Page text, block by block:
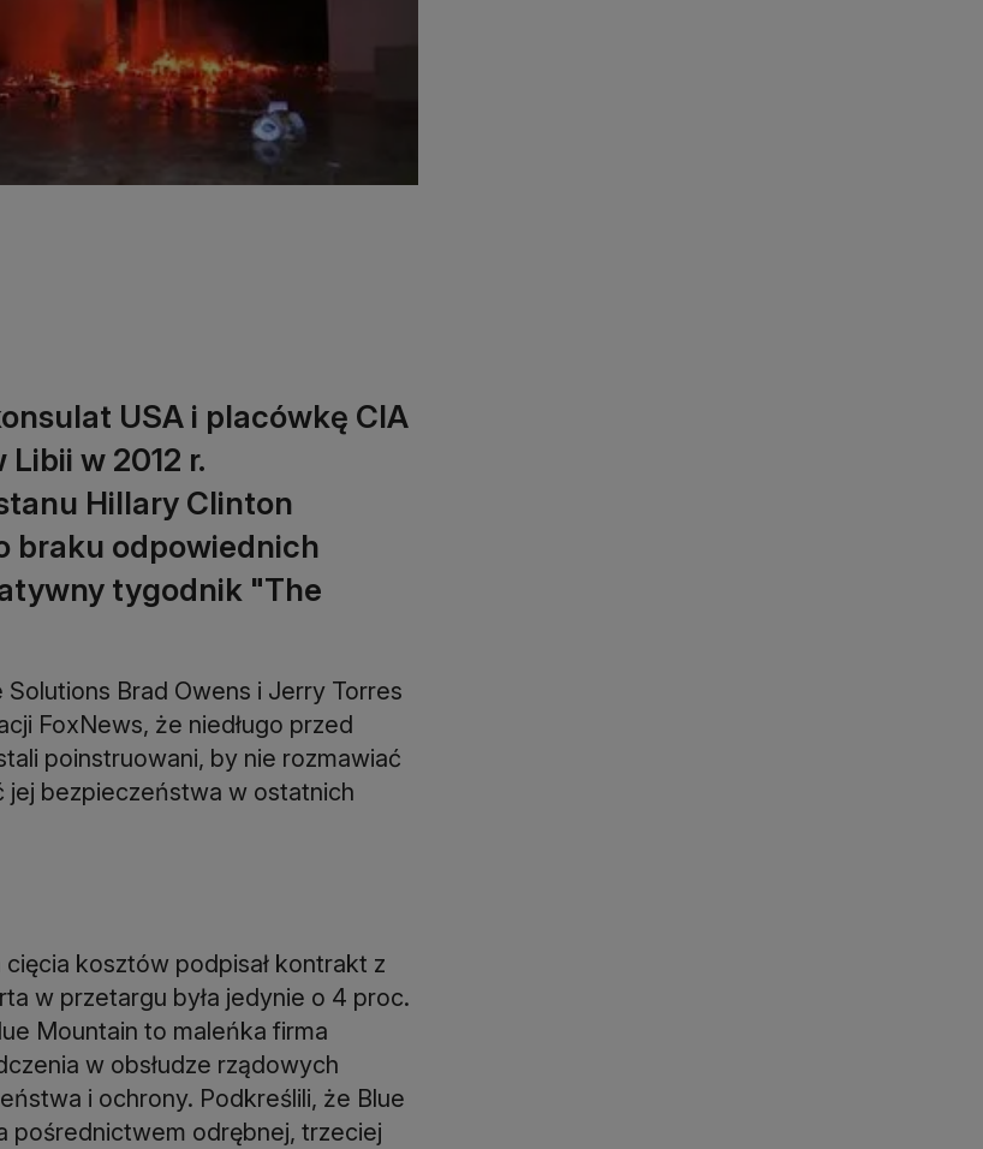
USA i placówkę CIA
w 2012 r.
Hillary Clinton
braku odpowiednich
tygodnik "The
Brad Owens i Jerry Torres
FoxNews, że niedługo przed
poinstruowani, by nie rozmawiać
jej bezpieczeństwa w ostatnich
kosztów podpisał kontrakt z
w przetargu była jedynie o 4 proc.
Mountain to maleńka firma
w obsłudze rządowych
i ochrony. Podkreślili, że Blue
pośrednictwem odrębnej, trzeciej